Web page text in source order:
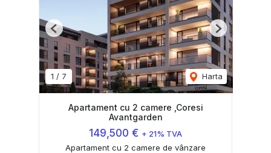
1 / 7 Harta
Previous Next
Apartament cu 2 camere ,Coresi
Avantgarden
149,500 € + 21% TVA
Apartament cu 2 camere de vânzare